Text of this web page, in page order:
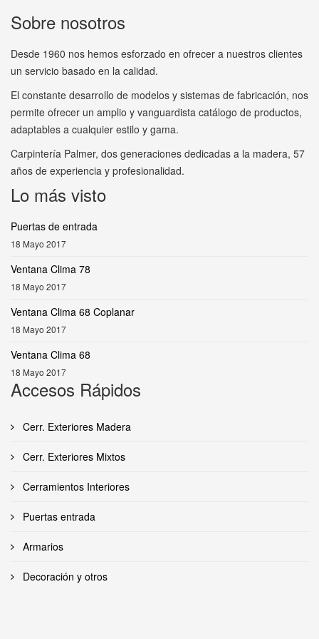
Sobre nosotros
Desde 1960 nos hemos esforzado en ofrecer a nuestros clientes
un servicio basado en la calidad.
El constante desarrollo de modelos y sistemas de fabricación, nos
permite ofrecer un amplio y vanguardista catálogo de productos,
adaptables a cualquier estilo y gama.
Carpintería Palmer, dos generaciones dedicadas a la madera, 57
años de experiencia y profesionalidad.
Lo más visto
Puertas de entrada
18 Mayo 2017
Ventana Clima 78
18 Mayo 2017
Ventana Clima 68 Coplanar
18 Mayo 2017
Ventana Clima 68
18 Mayo 2017
Accesos Rápidos
Cerr. Exteriores Madera
Cerr. Exteriores Mixtos
Cerramientos Interiores
Puertas entrada
Armarios
Decoración y otros